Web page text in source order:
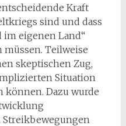
Kraft
sind und dass
im eigenen Land“
Teilweise
skeptischen Zug,
Situation
Dazu wurde